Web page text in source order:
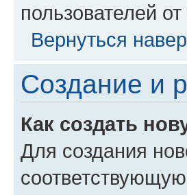
пользователей
Вернуться
Создание и
Как создать
Для создания